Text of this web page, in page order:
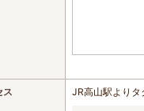
ス JR高山駅よりタ